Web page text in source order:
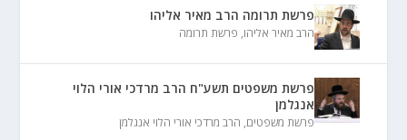
פרשת תרומה הרב מאיר אליהו
הרב מאיר אליהו, פרשת תרומה
פרשת משפטים תשע"ח הרב מרדכי אורי הלוי
אנגלמן
פרשת משפטים, הרב מרדכי אורי הלוי אנגלמן